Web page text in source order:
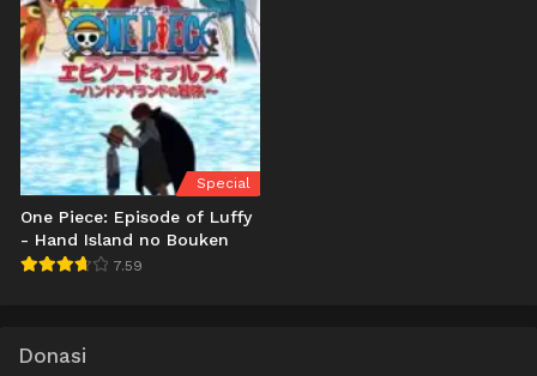
Special
One Piece: Episode of Luffy
- Hand Island no Bouken
7.59
Donasi